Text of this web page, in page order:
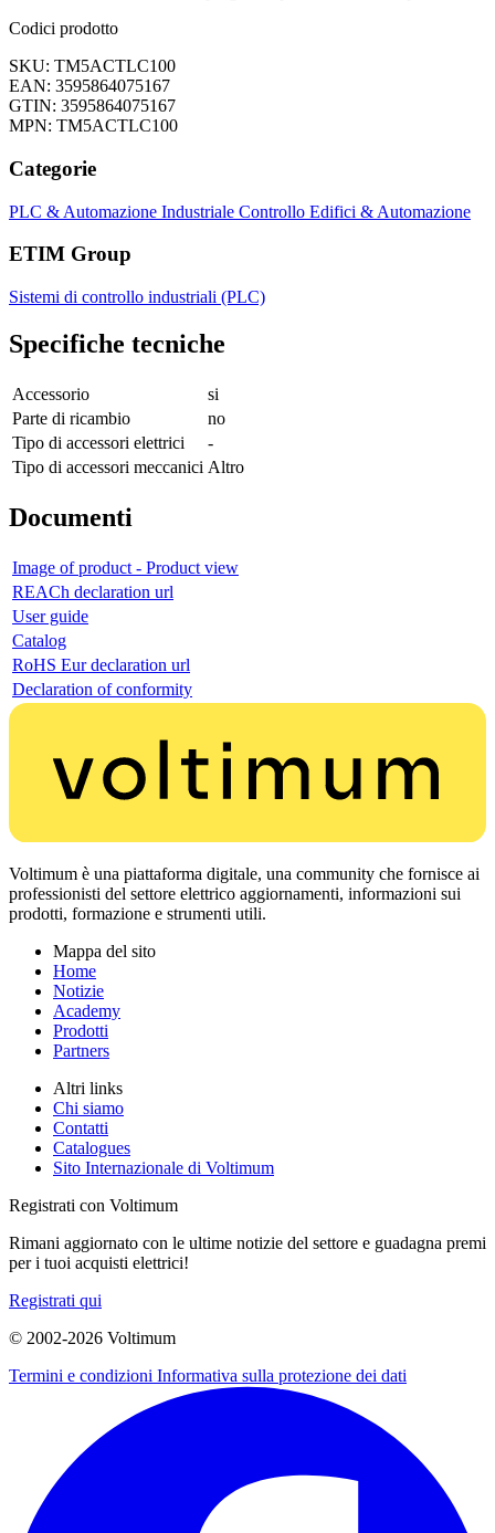
Codici prodotto
SKU: TM5ACTLC100
EAN: 3595864075167
GTIN: 3595864075167
MPN: TM5ACTLC100
Categorie
PLC & Automazione Industriale Controllo Edifici & Automazione
ETIM Group
Sistemi di controllo industriali (PLC)
Specifiche tecniche
Accessorio
si
Parte di ricambio
no
Tipo di accessori elettrici
-
Tipo di accessori meccanici Altro
Documenti
Image of product - Product view
REACh declaration url
User guide
Catalog
RoHS Eur declaration url
Declaration of conformity
Voltimum è una piattaforma digitale, una community che fornisce ai
professionisti del settore elettrico aggiornamenti, informazioni sui
prodotti, formazione e strumenti utili.
Mappa del sito
Home
Notizie
Academy
Prodotti
Partners
Altri links
Chi siamo
Contatti
Catalogues
Sito Internazionale di Voltimum
Registrati con Voltimum
Rimani aggiornato con le ultime notizie del settore e guadagna premi
per i tuoi acquisti elettrici!
Registrati qui
© 2002-2026 Voltimum
Termini e condizioni Informativa sulla protezione dei dati